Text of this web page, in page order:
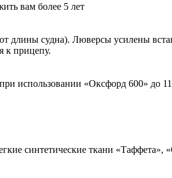
вам более 5 лет
длины судна). Люверсы усилены
к прицепу.
использовании «Оксфорд 600» до
синтетические ткани «Таффета»,